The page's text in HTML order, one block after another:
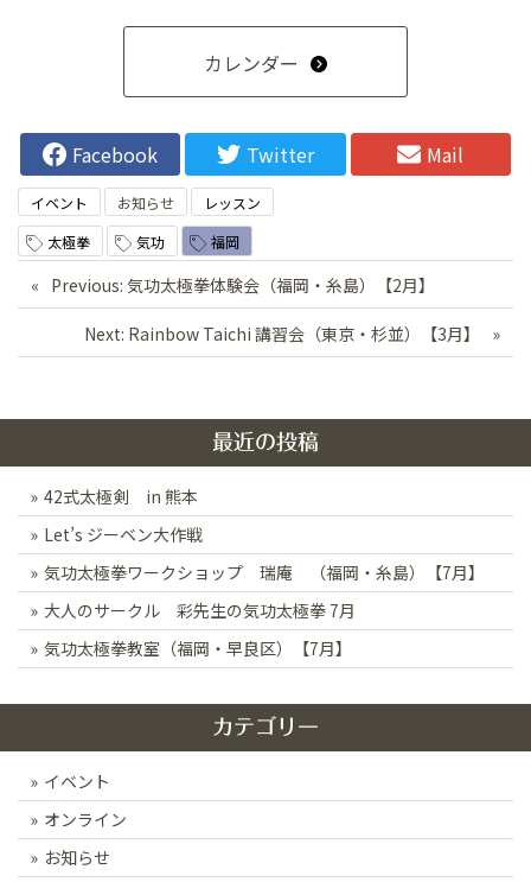
カレンダー
Facebook Twitter Mail
イベント お知らせ
レッスン
太極拳
気功 福岡
投
稿
ナ
ゲ
ー
シ
ョ
ン
Previous: 気功太極拳体験会（福岡・糸島）【2月】
Next: Rainbow Taichi 講習会（東京・杉並）【3月】
最近の投稿
42式太極剣 in 熊本
Let’s ジーベン大作戦
気功太極拳ワークショップ 瑞庵 （福岡・糸島）【7月】
大人のサークル 彩先生の気功太極拳 7月
気功太極拳教室（福岡・早良区）【7月】
カテゴリー
イベント
オンライン
お知らせ